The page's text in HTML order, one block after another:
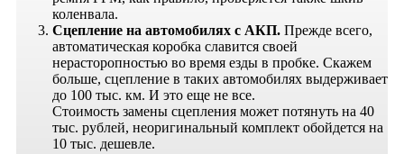
коленвала.
Сцепление на автомобилях с АКП. Прежде всего,
автоматическая коробка славится своей
нерасторопностью во время езды в пробке. Скажем
больше, сцепление в таких автомобилях выдерживает
до 100 тыс. км. И это еще не все.
Стоимость замены сцепления может потянуть на 40
тыс. рублей, неоригинальный комплект обойдется на
10 тыс. дешевле.